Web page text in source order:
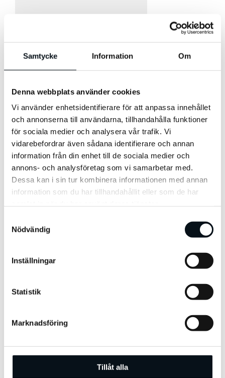
Samtycke Information Om
Denna webbplats använder cookies
Vi använder enhetsidentifierare för att anpassa innehållet
och annonserna till användarna, tillhandahålla funktioner
för sociala medier och analysera vår trafik. Vi
vidarebefordrar även sådana identifierare och annan
information från din enhet till de sociala medier och
annons- och analysföretag som vi samarbetar med.
Dessa kan i sin tur kombinera informationen med annan
information som du har tillhandahållit eller som de har
Nödvändig
Inställningar
Statistik
Marknadsföring
Tillåt alla
SEO
Sociala Medier
Sökmotoroptimering
Spårning
Storytelling
Strategi
Tillgänglighet
Uncategorized
Webb